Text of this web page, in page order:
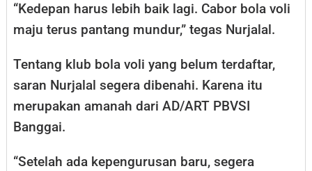
“Kedepan harus lebih baik lagi. Cabor bola voli
maju terus pantang mundur,” tegas Nurjalal.
Tentang klub bola voli yang belum terdaftar,
saran Nurjalal segera dibenahi. Karena itu
merupakan amanah dari AD/ART PBVSI
Banggai.
“Setelah ada kepengurusan baru, segera